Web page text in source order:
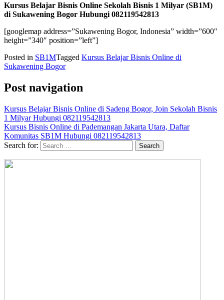
Kursus Belajar Bisnis Online Sekolah Bisnis 1 Milyar (SB1M)
di Sukawening Bogor Hubungi 082119542813
[googlemap address=”Sukawening Bogor, Indonesia” width=”600″
height=”340″ position=”left”]
Posted in SB1MTagged Kursus Belajar Bisnis Online di
Sukawening Bogor
Post navigation
Kursus Belajar Bisnis Online di Sadeng Bogor, Join Sekolah Bisnis
1 Milyar Hubungi 082119542813
Kursus Bisnis Online di Pademangan Jakarta Utara, Daftar
Komunitas SB1M Hubungi 082119542813
Search for: